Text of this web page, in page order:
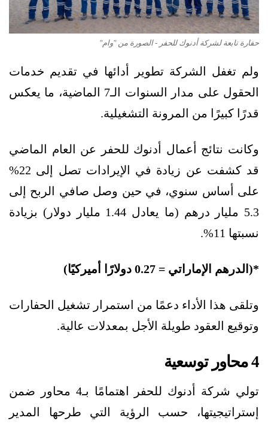
حفارة تابعة لشركة أدنوك للحفر - الصورة من "وام"
ولم تغفل الشركة تطوير أدائها في تقديم خدمات
الحقول على مدار السنوات الـ7 الماضية، ما يعكس
قدرًا كبيرًا من المرونة التشغيلية.
وكانت نتائج أعمال أدنوك للحفر عن العام الماضي
قد كشفت عن زيادة في الإيرادات تصل إلى 22%
على أساس سنوي، في حين وصل صافي الربح إلى
5.3 مليار درهم (ما يعادل 1.44 مليار دولار) بزيادة
نسبتها 11%.
*(الدرهم الإماراتي = 0.27 دولارًا أميركيًا)
وتلقى هذا الأداء دعمًا من استمرار تشغيل الحفارات
وتوقيع العقود طويلة الأجل بمعدلات عالية.
4 محاور توسعية
تولي شركة أدنوك للحفر اهتمامًا بـ4 محاور ضمن
إستراتيجيتها، حسب الرؤية التي طرحها المدير